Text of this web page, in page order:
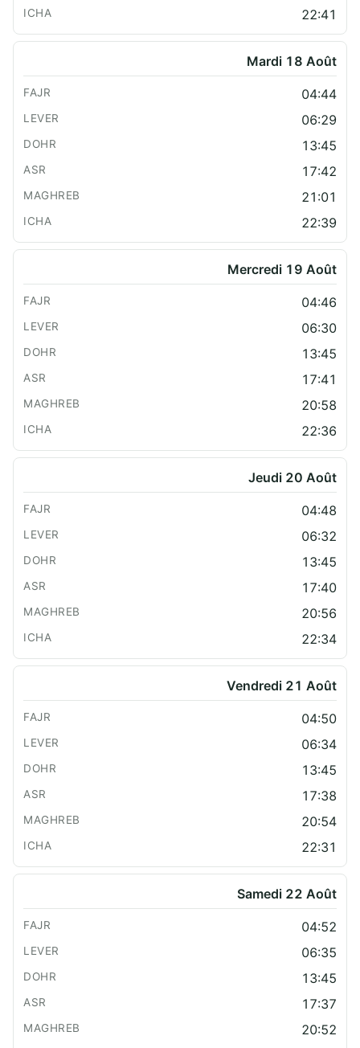
22:41
Mardi 18 Août
04:44
06:29
13:45
17:42
21:01
22:39
Mercredi 19 Août
04:46
06:30
13:45
17:41
20:58
22:36
Jeudi 20 Août
04:48
06:32
13:45
17:40
20:56
22:34
Vendredi 21 Août
04:50
06:34
13:45
17:38
20:54
22:31
Samedi 22 Août
04:52
06:35
13:45
17:37
20:52